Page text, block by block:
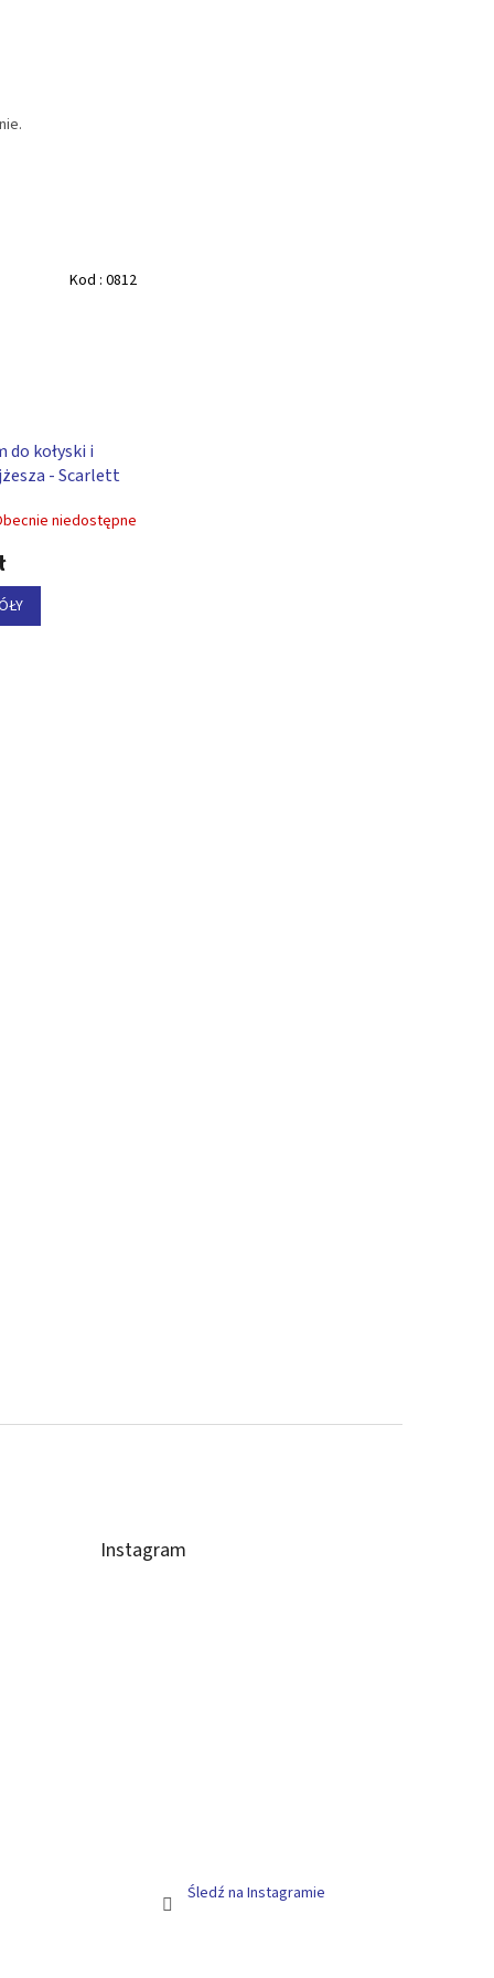
do kołyski i
- Scarlett
niedostępne
Kod :0812
Instagram
Śledź na Instagramie